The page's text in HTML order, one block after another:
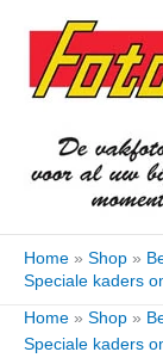
naar
inhoud
Home » Shop »
Speciale kaders
Home » Shop »
Speciale kaders